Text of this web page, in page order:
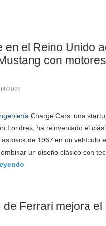
en el Reino Unido
con
2022
Charge Cars, una
Londres, ha reinventado el
de 1967 en un vehículo
un diseño clásico con
Ferrari mejora el